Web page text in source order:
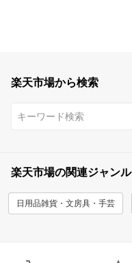
楽天市場から検索
楽天市場の関連ジャンル
日用品雑貨・文房具・手芸